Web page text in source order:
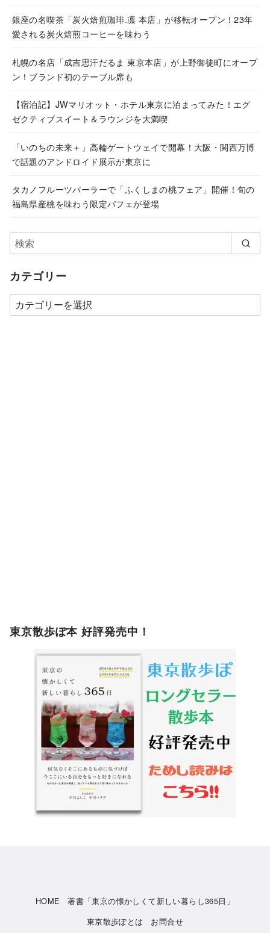
ブ
銀座の名喫茶「炭火焙煎珈琲.凛 本店」が移転オープン！23年
愛される炭火焙煎コーヒーを味わう
札幌の名店「成吉思汗だるま 東京本店」が上野御徒町にオープ
ン！ブランド初のテーブル席も
【宿泊記】JWマリオット・ホテル東京に泊まってみた！エグ
ゼクティブスイート＆ラウンジを大満喫
「いのちの未来＋」高輪ゲートウェイで開幕！大阪・関西万博
で話題のアンドロイド展示が東京に
タカノフルーツパーラーで「ふくしまの桃フェア」開催！旬の
福島県産桃を味わう限定パフェが登場
カテゴリー
カ
テ
東京散歩ぽ本 好評発売中！
HOME
著書「東京の懐かしくて新しい暮らし365日」
東京散歩ぽとは
お問合せ